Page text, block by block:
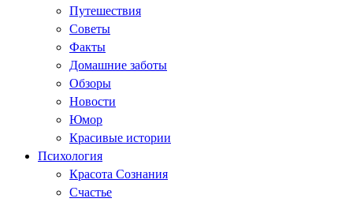
Путешествия
Советы
Факты
Домашние заботы
Обзоры
Новости
Юмор
Красивые истории
Психология
Красота Сознания
Счастье